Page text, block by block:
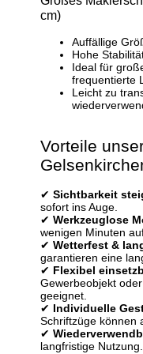
cm)
Auffällige
Hohe
Ideal für
frequentierte
Leicht zu
Vorteile
✔Sichtbarkeit
sofort ins Auge.
✔Werkzeuglose
wenigen Minuten
✔Wetterfest &
garantieren eine
✔ Flexibel
Gewerbeobjekt
geeignet.
✔ Individuelle
Schriftzüge können
✔
langfristige Nutzung.